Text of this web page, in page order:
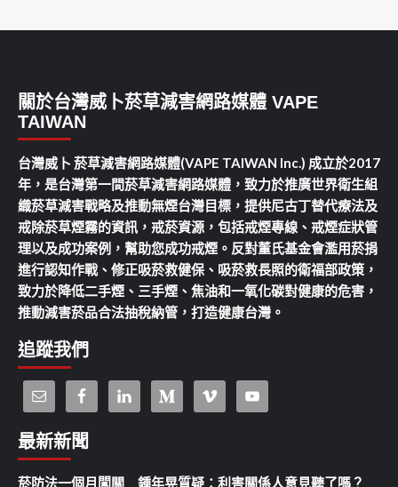
關於台灣威卜菸草減害網路媒體 VAPE
TAIWAN
台灣威卜 菸草減害網路媒體(VAPE TAIWAN Inc.) 成立於2017
年，是台灣第一間菸草減害網路媒體，致力於推廣世界衛生組
織菸草減害戰略及推動無煙台灣目標，提供尼古丁替代療法及
戒除菸草煙霧的資訊，戒菸資源，包括戒煙專線、戒煙症狀管
理以及成功案例，幫助您成功戒煙。反對董氏基金會濫用菸捐
進行認知作戰、修正吸菸救健保、吸菸救長照的衛福部政策，
致力於降低二手煙、三手煙、焦油和一氧化碳對健康的危害，
推動減害菸品合法抽稅納管，打造健康台灣。
追蹤我們
最新新聞
菸防法一個月闖關 鍾年晃質疑：利害關係人意見聽了嗎？